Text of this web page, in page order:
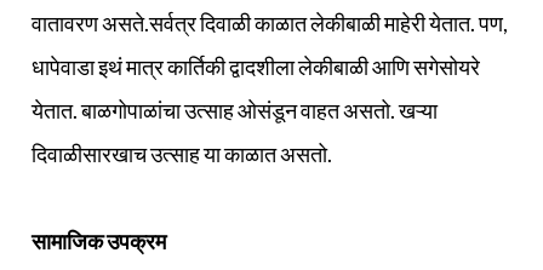
वातावरण असते.सर्वत्र दिवाळी काळात लेकीबाळी माहेरी येतात. पण,
धापेवाडा इथं मात्र कार्तिकी द्वादशीला लेकीबाळी आणि सगेसोयरे
येतात. बाळगोपाळांचा उत्साह ओसंडून वाहत असतो. खऱ्या
दिवाळीसारखाच उत्साह या काळात असतो.
सामाजिक उपक्रम